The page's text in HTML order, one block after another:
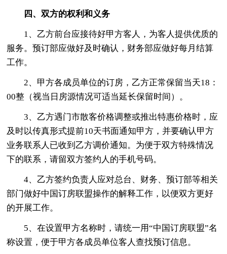
四、双方的权利和义务
1、乙方前台应接待好甲方客人，为客人提供优质的
服务。预订部应做好及时确认，财务部应做好每月结算
工作。
2、甲方各成员单位的订房，乙方正常保留当天18：
00整（视当日房源情况可适当延长保留时间）。
3、乙方遇门市散客价格调整或推出特惠价格时，应
及时以传真形式提前10天书面通知甲方，并要确认甲方
业务联系人已收到乙方调价通知。为便于双方特殊情况
下的联系，请留双方签约人的手机号码。
4、乙方签约负责人应对总台、财务、预订部等相关
部门做好中国订房联盟操作的解释工作，以便双方更好
的开展工作。
5、在设置甲方名称时，请统一用“中国订房联盟”名
称设置，便于甲方各成员单位客人查找预订信息。